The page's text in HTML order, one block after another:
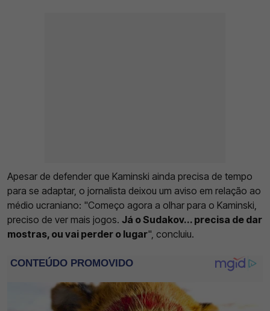
Apesar de defender que Kaminski ainda precisa de tempo
para se adaptar, o jornalista deixou um aviso em relação ao
médio ucraniano: "Começo agora a olhar para o Kaminski,
preciso de ver mais jogos. Já o Sudakov... precisa de dar
mostras, ou vai perder o lugar", concluiu.